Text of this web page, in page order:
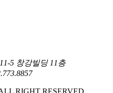
5 창강빌딩 11층
RIGHT RESERVED.